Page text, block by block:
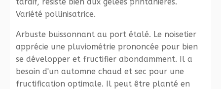
Variété pollinisatrice.
Arbuste buissonnant au port étalé. Le noisetier
apprécie une pluviométrie prononcée pour bien
se développer et fructifier abondamment. Il a
besoin d'un automne chaud et sec pour une
fructification optimale. Il peut être planté en